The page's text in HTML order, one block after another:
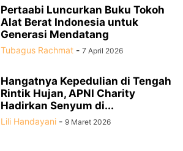
Pertaabi Luncurkan Buku Tokoh
Alat Berat Indonesia untuk
Generasi Mendatang
Tubagus Rachmat - 7 April 2026
Hangatnya Kepedulian di Tengah
Rintik Hujan, APNI Charity
Hadirkan Senyum di...
Lili Handayani - 9 Maret 2026